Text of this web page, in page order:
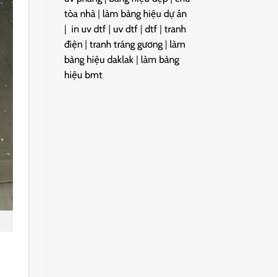
tòa nhà| làm bảng hiệu dự án
| in uv dtf| uv dtf| dtf| tranh
điện| tranh tráng gương| làm
bảng hiệu daklak| làm bảng
hiệu bmt